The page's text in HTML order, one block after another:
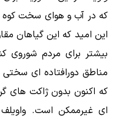
که در آب و هوای سخت کوه
این امید که این گیاهان
بیشتر برای مردم شوروی
مناطق دورافتاده ای
که اکنون بدون ژاکت های